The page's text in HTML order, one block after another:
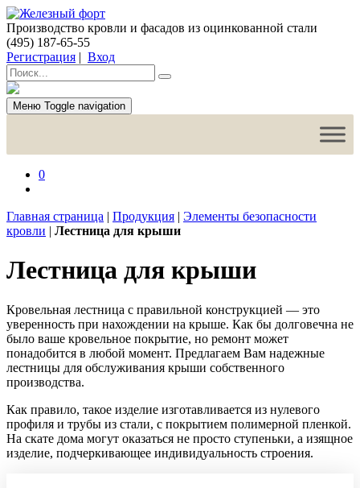
Производство кровли и фасадов из оцинкованной стали
(495) 187-65-55
Регистрация | Вход
Меню Toggle navigation
0
Главная страница | Продукция | Элементы безопасности
кровли | Лестница для крыши
Лестница для крыши
Кровельная лестница с правильной конструкцией — это
уверенность при нахождении на крыше. Как бы долговечна не
было ваше кровельное покрытие, но ремонт может
понадобится в любой момент. Предлагаем Вам надежные
лестницы для обслуживания крыши собственного
производства.
Как правило, такое изделие изготавливается из нулевого
профиля и трубы из стали, с покрытием полимерной пленкой.
На скате дома могут оказаться не просто ступеньки, а изящное
изделие, подчеркивающее индивидуальность строения.